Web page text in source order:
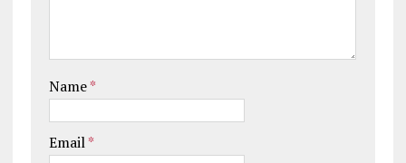
Name*
Email*